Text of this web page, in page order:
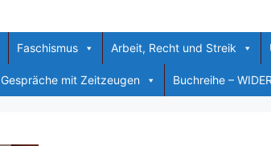
Faschismus Arbeit, Recht und Streik
Gespräche mit Zeitzeugen Buchreihe –